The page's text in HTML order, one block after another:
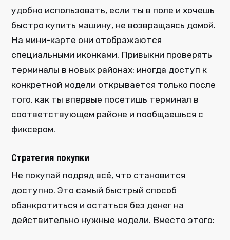
удобно использовать, если ты в поле и хочешь
быстро купить машину, не возвращаясь домой.
На мини-карте они отображаются
специальными иконками. Привыкни проверять
терминалы в новых районах: иногда доступ к
конкретной модели открывается только после
того, как ты впервые посетишь терминал в
соответствующем районе и пообщаешься с
фиксером.
Стратегия покупки
Не покупай подряд всё, что становится
доступно. Это самый быстрый способ
обанкротиться и остаться без денег на
действительно нужные модели. Вместо этого: